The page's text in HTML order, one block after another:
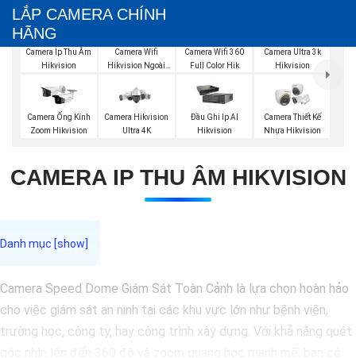
LẮP CAMERA CHÍNH
HÃNG
Camera Ip Thu Âm
Hikvision
Camera Wifi
Hikvision Ngoài
Camera Wifi 360
Full Color Hik
Camera Ultra 3k
Hikvision
Camera Ống Kính
Zoom Hikvision
Camera Hikvision
Ultra 4K
Đầu Ghi Ip AI
Hikvision
Camera Thiết Kế
Nhựa Hikvision
CAMERA IP THU ÂM HIKVISION
Camera Speed Dome Giám Sát Toàn Cảnh là lựa chọn hoàn hảo
cho việc giám sát an ninh tại các khu vực lớn như bệnh viện,
trường học, công ty, hay công trình xây dựng. Với khả năng quét